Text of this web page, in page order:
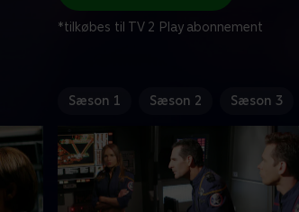
*tilkøbes til TV 2 Play abonnement
Sæson 1 Sæson 2 Sæson 3